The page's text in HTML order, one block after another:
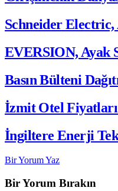
Schneider
EVERSION, Ayak
Basın Bülteni
İzmit Otel
İngiltere Enerji
Bir Yorum Yaz
Bir Yorum Bırakın